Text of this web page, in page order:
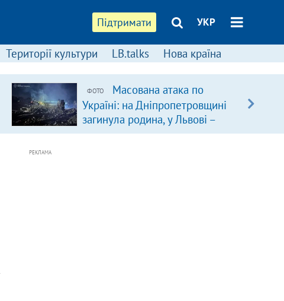
Підтримати УКР
Території культури LB.talks Нова країна
ФОТО
Масована атака по
Україні: на Дніпропетровщині
загинула родина, у Львові –
удар по багатоповерхівках
РЕКЛАМА